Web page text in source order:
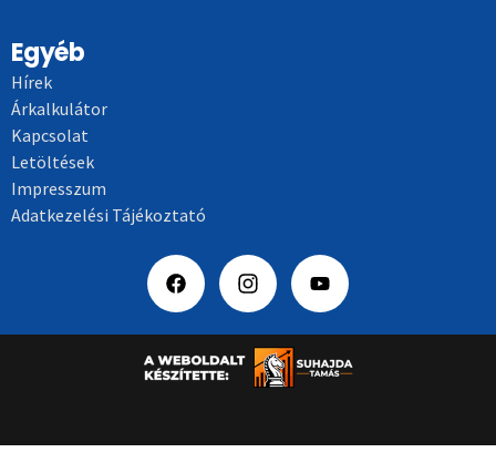
Egyéb
Hírek
Árkalkulátor
Kapcsolat
Letöltések
Impresszum
Adatkezelési Tájékoztató